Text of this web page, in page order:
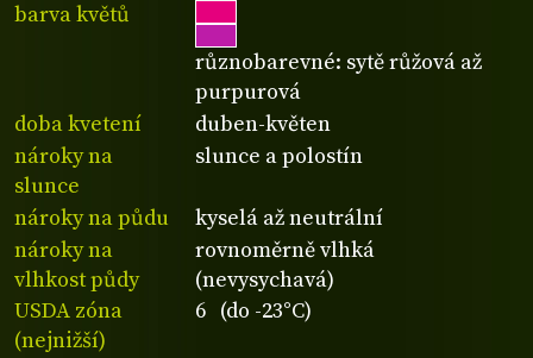
barva květů
různobarevné: sytě růžová až
purpurová
doba kvetení
duben-květen
nároky na
slunce
slunce a polostín
nároky na půdu
kyselá až neutrální
nároky na
vlhkost půdy
rovnoměrně vlhká
(nevysychavá)
USDA zóna
(nejnižší)
6 (do -23°C)